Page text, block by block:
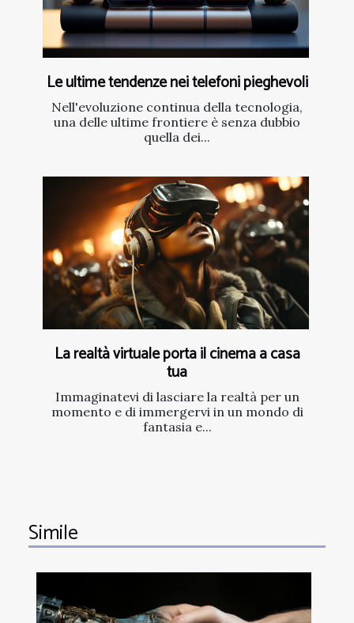
Le ultime tendenze nei telefoni pieghevoli
Nell'evoluzione continua della tecnologia,
una delle ultime frontiere è senza dubbio
quella dei...
La realtà virtuale porta il cinema a casa
tua
Immaginatevi di lasciare la realtà per un
momento e di immergervi in un mondo di
fantasia e...
Simile